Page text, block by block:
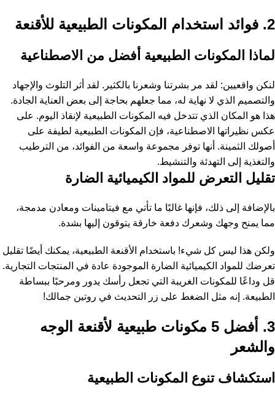
2. فوائد استخدام المكونات الطبيعية للأقنعة
لماذا المكونات الطبيعية أفضل من الاصطناعية
لنكن واقعيين: لقد مر بشرتنا وشعرنا بالكثير. لقد أثر التلوث والإجهاد
والتصميم الذي لا نهاية له، مما جعلهم بحاجة إلى بعض العناية الجادة.
هذا هو المكان الذي تتدخل فيه المكونات الطبيعية لإنقاذ اليوم. على
عكس نظيراتها الاصطناعية، فإن المكونات الطبيعية لطيفة على
أصولك الثمينة. أنها توفر مجموعة واسعة من الفوائد، من الترطيب
والتغذية إلى التهدئة والتنشيط.
تقليل التعرض للمواد الكيميائية الضارة
بالإضافة إلى ذلك، فإنها غالبًا ما تأتي مع فيتامينات ومعادن مدمجة،
مما يمنح وجهك وشعرك دفعة خارقة يتوقون إليها بشدة.
ولكن هذا ليس كل شيء! باستخدام الأقنعة الطبيعية، يمكنك أيضًا تقليل
تعرضك للمواد الكيميائية الضارة الموجودة عادة في المنتجات التجارية.
قل وداعًا للمكونات الغريبة التي تجعل رأسك يدور ومرحبًا ببساطة
الطبيعة. إنه مثل الضغط على زر التحديث في روتين جمالك!
3. أفضل 5 مكونات طبيعية لأقنعة الوجه
والشعر
استكشاف تنوع المكونات الطبيعية